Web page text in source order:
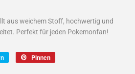
aus weichem Stoff, hochwertig und
Perfekt für jeden Pokemonfan!
Pinnen